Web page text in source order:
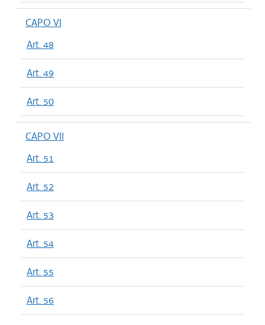
CAPO VI
Art. 48
Art. 49
Art. 50
CAPO VII
Art. 51
Art. 52
Art. 53
Art. 54
Art. 55
Art. 56